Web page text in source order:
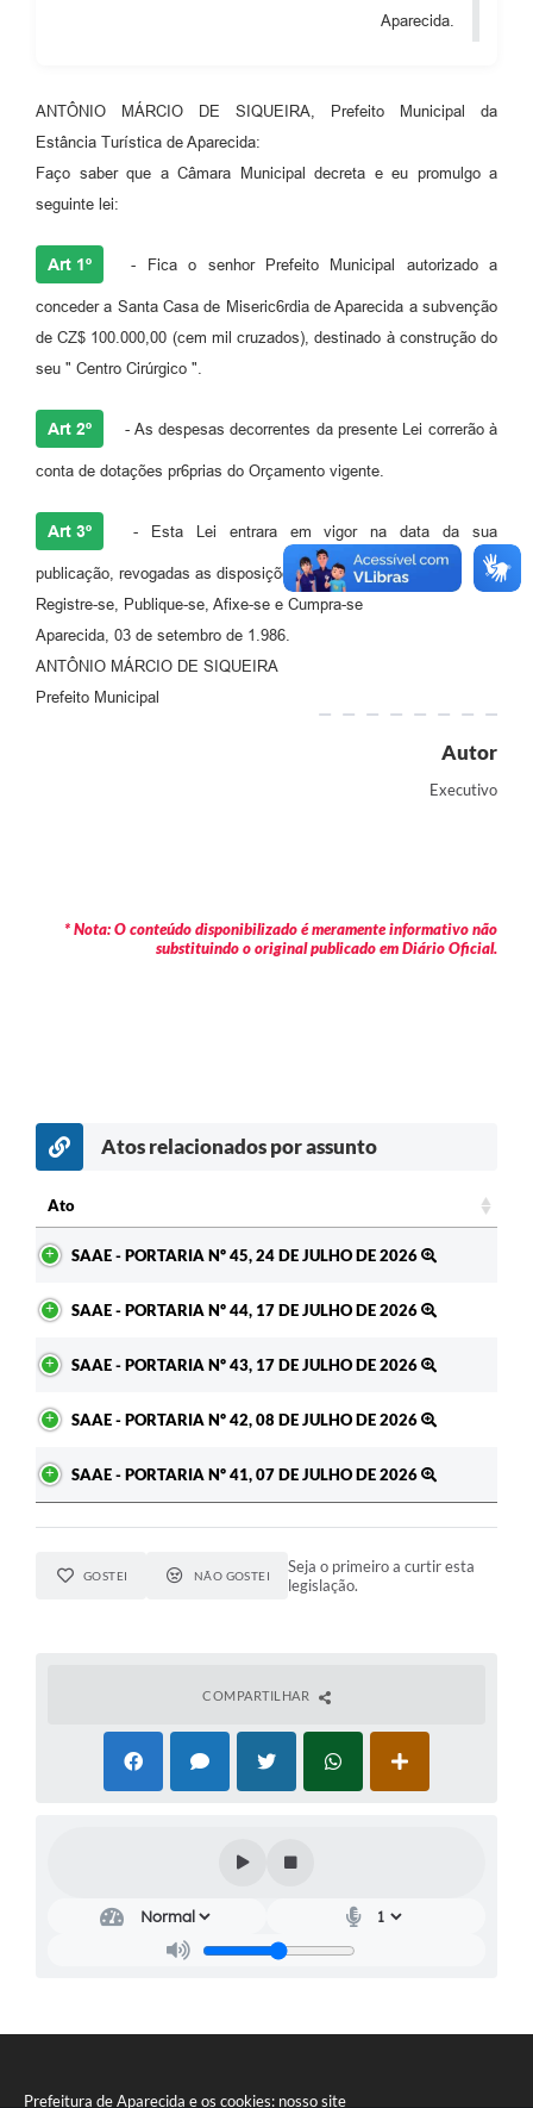
Prefeitura de Aparecida e os cookies: nosso site
Arquivos para Download
Galeria de Vídeos
Participe mais
Editais
Telefones Úteis
Jornal
Agenda
Notícias
Contato
FAQ
Aparecida.
ANTÔNIO MÁRCIO DE SIQUEIRA, Prefeito Municipal da
Estância Turística de Aparecida:
Faço saber que a Câmara Municipal decreta e eu promulgo a
seguinte lei:
Art 1º - Fica o senhor Prefeito Municipal autorizado a
conceder a Santa Casa de Miseric6rdia de Aparecida a subvenção
de CZ$ 100.000,00 (cem mil cruzados), destinado à construção do
seu " Centro Cirúrgico ".
Art 2º - As despesas decorrentes da presente Lei correrão à
conta de dotações pr6prias do Orçamento vigente.
Art 3º - Esta Lei entrara em vigor na data da sua
publicação, revogadas as disposições em contrario.
Registre-se, Publique-se, Afixe-se e Cumpra-se
Aparecida, 03 de setembro de 1.986.
ANTÔNIO MÁRCIO DE SIQUEIRA
Prefeito Municipal
Autor
Executivo
* Nota: O conteúdo disponibilizado é meramente informativo não
substituindo o original publicado em Diário Oficial.
Atos relacionados por assunto
Ato
SAAE - PORTARIA Nº 45, 24 DE JULHO DE 2026
SAAE - PORTARIA Nº 44, 17 DE JULHO DE 2026
SAAE - PORTARIA Nº 43, 17 DE JULHO DE 2026
SAAE - PORTARIA Nº 42, 08 DE JULHO DE 2026
SAAE - PORTARIA Nº 41, 07 DE JULHO DE 2026
GOSTEI NÃO GOSTEI
Seja o primeiro a curtir esta
legislação.
COMPARTILHAR